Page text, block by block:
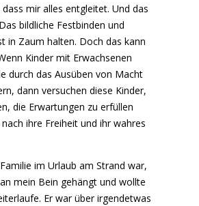
mir alles entgleitet. Und das
bildliche Festbinden und
in Zaum halten. Doch das kann
Kinder mit Erwachsenen
durch das Ausüben von Macht
dann versuchen diese Kinder,
die Erwartungen zu erfüllen
ihre Freiheit und ihr wahres
im Urlaub am Strand war,
mein Bein gehängt und wollte
Er war über irgendetwas